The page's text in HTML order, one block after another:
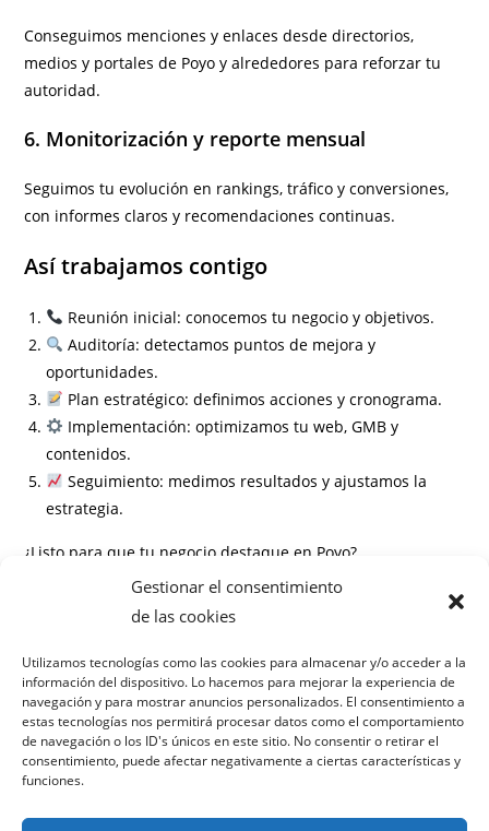
Gestionar el consentimiento
de las cookies
Utilizamos tecnologías como las cookies para almacenar y/o acceder a la
información del dispositivo. Lo hacemos para mejorar la experiencia de
navegación y para mostrar anuncios personalizados. El consentimiento a
estas tecnologías nos permitirá procesar datos como el comportamiento
de navegación o los ID's únicos en este sitio. No consentir o retirar el
consentimiento, puede afectar negativamente a ciertas características y
funciones.
Conseguimos menciones y enlaces desde directorios,
medios y portales de Poyo y alrededores para reforzar tu
autoridad.
6. Monitorización y reporte mensual
Seguimos tu evolución en rankings, tráfico y conversiones,
con informes claros y recomendaciones continuas.
Así trabajamos contigo
Reunión inicial: conocemos tu negocio y objetivos.
Auditoría: detectamos puntos de mejora y
oportunidades.
Plan estratégico: definimos acciones y cronograma.
Implementación: optimizamos tu web, GMB y
contenidos.
Seguimiento: medimos resultados y ajustamos la
estrategia.
¿Listo para que tu negocio destaque en Poyo?
¿Cuánto tiempo tarda en ver resultados?
¿Necesito cambiar mi página web?
¿Cómo se miden los resultados?
¿Es un compromiso a largo plazo?